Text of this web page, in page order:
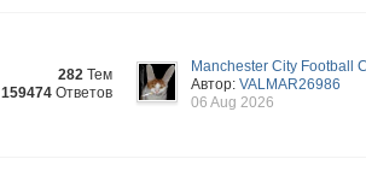
282 Тем
159474 Ответов
Manchester City Football
Автор:VALMAR26986
06 Aug 2026